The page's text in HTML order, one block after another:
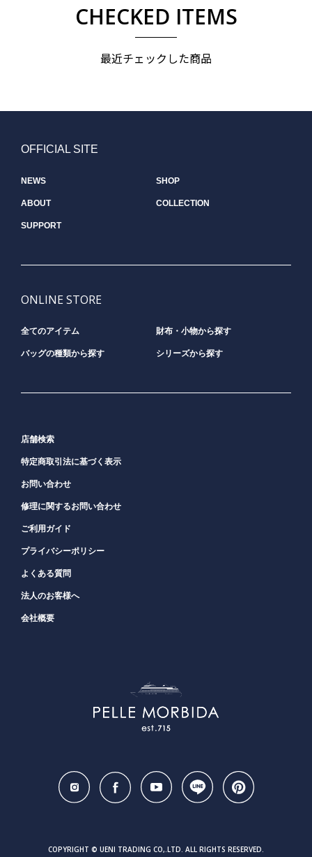
CHECKED ITEMS
最近チェックした商品
COPYRIGHT © UENI TRADING CO,.LTD. ALL RIGHTS RESERVED.
OFFICIAL SITE
NEWS SHOP
ABOUT COLLECTION
SUPPORT
ONLINE STORE
全てのアイテム 財布・小物から探す
バッグの種類から探す シリーズから探す
店舗検索
特定商取引法に基づく表示
お問い合わせ
修理に関するお問い合わせ
ご利用ガイド
プライバシーポリシー
よくある質問
法人のお客様へ
会社概要